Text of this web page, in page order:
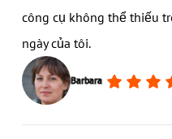
công cụ không thể thiếu
ngày của tôi.
Barbara